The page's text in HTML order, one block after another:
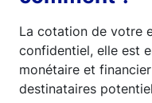
La cotation de votre
confidentiel, elle est
monétaire et
destinataires